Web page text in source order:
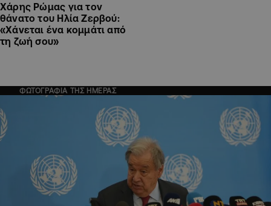
Χάρης Ρώμας για τον
θάνατο του Ηλία Ζερβού:
«Χάνεται ένα κομμάτι από
τη ζωή σου»
ΦΩΤΟΓΡΑΦΙΑ ΤΗΣ ΗΜΕΡΑΣ